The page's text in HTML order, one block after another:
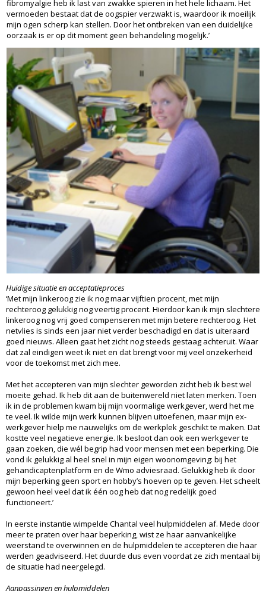
fibromyalgie heb ik last van zwakke spieren in het hele lichaam. Het
vermoeden bestaat dat de oogspier verzwakt is, waardoor ik moeilijk
mijn ogen scherp kan stellen. Door het ontbreken van een duidelijke
oorzaak is er op dit moment geen behandeling mogelijk.’
Huidige situatie en acceptatieproces
‘Met mijn linkeroog zie ik nog maar vijftien procent, met mijn
rechteroog gelukkig nog veertig procent. Hierdoor kan ik mijn slechtere
linkeroog nog vrij goed compenseren met mijn betere rechteroog. Het
netvlies is sinds een jaar niet verder beschadigd en dat is uiteraard
goed nieuws. Alleen gaat het zicht nog steeds gestaag achteruit. Waar
dat zal eindigen weet ik niet en dat brengt voor mij veel onzekerheid
voor de toekomst met zich mee.
Met het accepteren van mijn slechter geworden zicht heb ik best wel
moeite gehad. Ik heb dit aan de buitenwereld niet laten merken. Toen
ik in de problemen kwam bij mijn voormalige werkgever, werd het me
te veel. Ik wilde mijn werk kunnen blijven uitoefenen, maar mijn ex-
werkgever hielp me nauwelijks om de werkplek geschikt te maken. Dat
kostte veel negatieve energie. Ik besloot dan ook een werkgever te
gaan zoeken, die wél begrip had voor mensen met een beperking. Die
vond ik gelukkig al heel snel in mijn eigen woonomgeving: bij het
gehandicaptenplatform en de Wmo adviesraad. Gelukkig heb ik door
mijn beperking geen sport en hobby’s hoeven op te geven. Het scheelt
gewoon heel veel dat ik één oog heb dat nog redelijk goed
functioneert.’
In eerste instantie wimpelde Chantal veel hulpmiddelen af. Mede door
meer te praten over haar beperking, wist ze haar aanvankelijke
weerstand te overwinnen en de hulpmiddelen te accepteren die haar
werden geadviseerd. Het duurde dus even voordat ze zich mentaal bij
de situatie had neergelegd.
Aanpassingen en hulpmiddelen